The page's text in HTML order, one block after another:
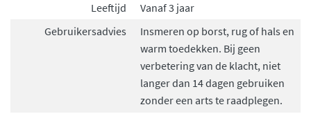
Leeftijd
Vanaf 3 jaar
Gebruikersadvies
Insmeren op borst, rug of hals en
warm toedekken. Bij geen
verbetering van de klacht, niet
langer dan 14 dagen gebruiken
zonder een arts te raadplegen.